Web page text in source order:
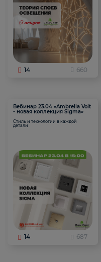
14 660
Вебинар 23.04 «Ambrella Volt
- новая коллекция Sigma»
Стиль и технологии в каждой
детали
14 687